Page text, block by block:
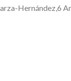
Hernández,6